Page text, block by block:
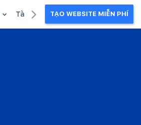
Tài liệu kinh doanhTẠO WEBSITE MIỄN PHÍ